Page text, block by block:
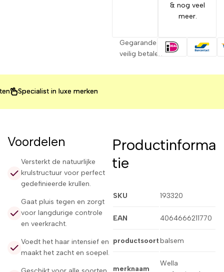
& nog veel
meer.
Gegarandeerd
veilig betalen
in luxe merken
in luxe merken
in luxe merken
Voordelen
Versterkt de natuurlijke
krulstructuur voor perfect
gedefinieerde krullen.
Gaat pluis tegen en zorgt
voor langdurige controle
en veerkracht.
Voedt het haar intensief en
maakt het zacht en soepel.
Productinforma
tie
SKU 193320
EAN 4064666211770
productsoortbalsem
merknaam
Wella